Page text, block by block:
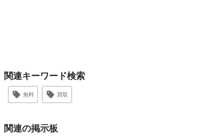
関連キーワード検索
無料 買取
関連の掲示板